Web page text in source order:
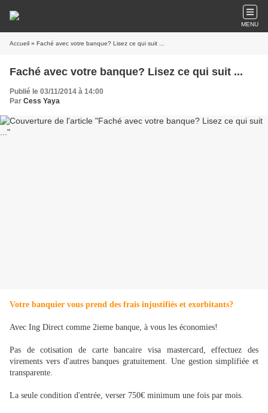
MENU
Accueil » Faché avec votre banque? Lisez ce qui suit ...
Faché avec votre banque? Lisez ce qui suit ...
Publié le 03/11/2014 à 14:00
Par Cess Yaya
Votre banquier vous prend des frais injustifiés et exorbitants?
Avec Ing Direct comme 2ieme banque, à vous les économies!
Pas de cotisation de carte bancaire visa mastercard, effectuez des
virements vers d'autres banques gratuitement. Une gestion simplifiée et
transparente.
La seule condition d'entrée, verser 750€ minimum une fois par mois.